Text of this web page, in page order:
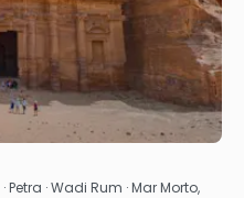
· Wadi Rum · Mar Morto,